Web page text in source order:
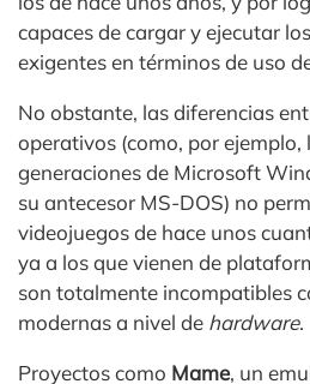
capaces de cargar y ejecutar
exigentes en términos de uso
No obstante, las diferencias
operativos (como, por ejemplo,
generaciones de Microsoft
su antecesor MS-DOS) no
videojuegos de hace unos
ya a los que vienen de
son totalmente incompatibles
modernas a nivel de hardware.
Proyectos como Mame, un